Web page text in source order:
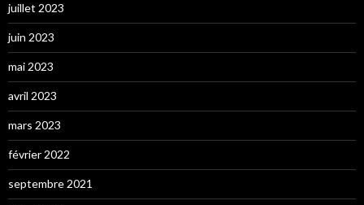
juillet 2023
juin 2023
mai 2023
avril 2023
mars 2023
février 2022
septembre 2021